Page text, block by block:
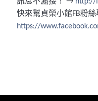
快來幫貞榮小館FB粉
https://